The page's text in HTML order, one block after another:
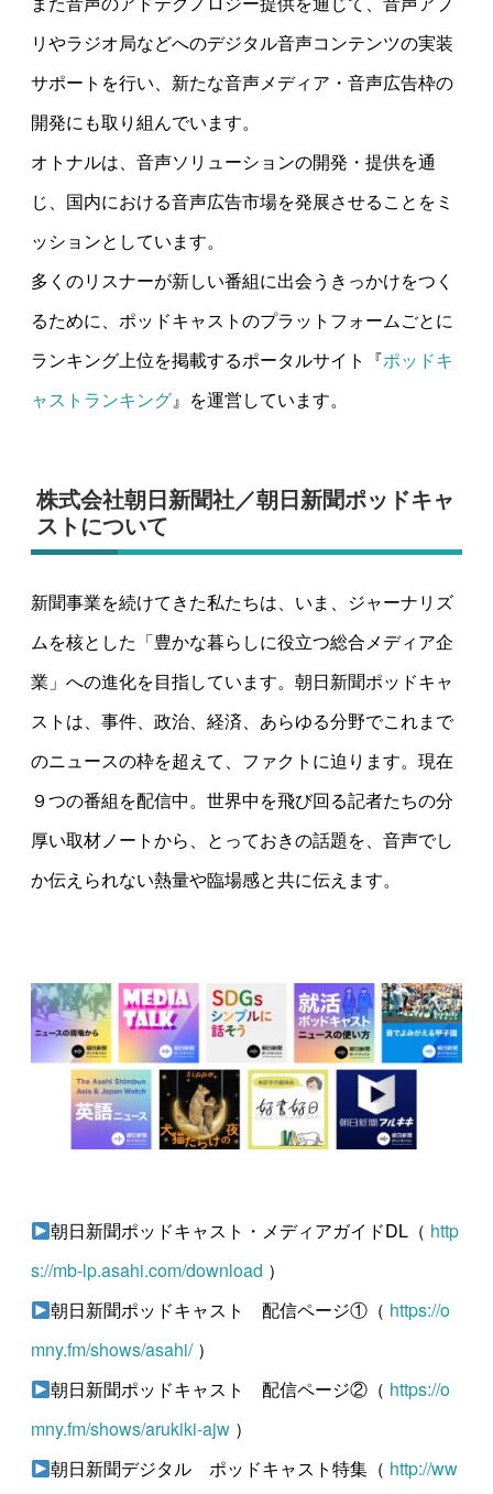
リやラジオ局などへのデジタル音声コンテンツの実装
サポートを行い、新たな音声メディア・音声広告枠の
開発にも取り組んでいます。
オトナルは、音声ソリューションの開発・提供を通
じ、国内における音声広告市場を発展させることをミ
ッションとしています。
多くのリスナーが新しい番組に出会うきっかけをつく
るために、ポッドキャストのプラットフォームごとに
ランキング上位を掲載するポータルサイト『ポッドキ
ャストランキング』を運営しています。
株式会社朝日新聞社／朝日新聞ポッドキャ
ストについて
新聞事業を続けてきた私たちは、いま、ジャーナリズ
ムを核とした「豊かな暮らしに役立つ総合メディア企
業」への進化を目指しています。朝日新聞ポッドキャ
ストは、事件、政治、経済、あらゆる分野でこれまで
のニュースの枠を超えて、ファクトに迫ります。現在
９つの番組を配信中。世界中を飛び回る記者たちの分
厚い取材ノートから、とっておきの話題を、音声でし
か伝えられない熱量や臨場感と共に伝えます。
朝日新聞ポッドキャスト・メディアガイドDL（ http
s://mb-lp.asahi.com/download ）
朝日新聞ポッドキャスト 配信ページ①（ https://o
mny.fm/shows/asahi/）
朝日新聞ポッドキャスト 配信ページ②（ https://o
mny.fm/shows/arukiki-ajw ）
朝日新聞デジタル ポッドキャスト特集（ http://ww